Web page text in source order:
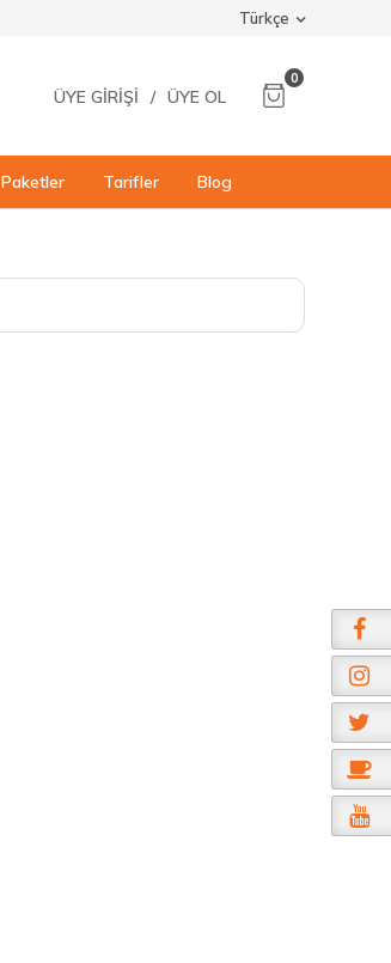
Türkçe
ÜYE GIRIŞI / ÜYE OL
0
Paketler Tarifler Blog